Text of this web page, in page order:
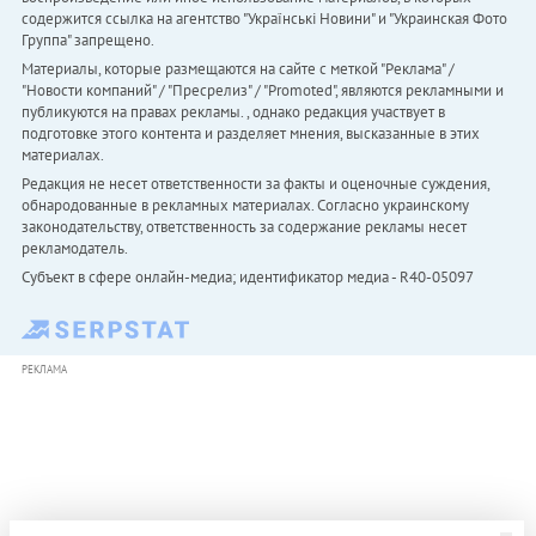
содержится ссылка на агентство "Українськi Новини" и "Украинская Фото
Группа" запрещено.
Материалы, которые размещаются на сайте с меткой "Реклама" /
"Новости компаний" / "Пресрелиз" / "Promoted", являются рекламными и
публикуются на правах рекламы. , однако редакция участвует в
подготовке этого контента и разделяет мнения, высказанные в этих
материалах.
Редакция не несет ответственности за факты и оценочные суждения,
обнародованные в рекламных материалах. Согласно украинскому
законодательству, ответственность за содержание рекламы несет
рекламодатель.
Субъект в сфере онлайн-медиа; идентификатор медиа - R40-05097
РЕКЛАМА